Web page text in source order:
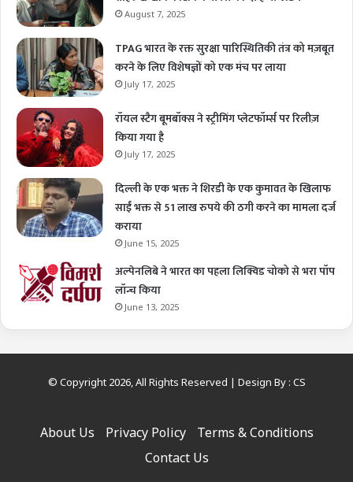
August 7, 2025
TPAG भारत के रक्त सुरक्षा पारिस्थितिकी तंत्र को मज़बूत
करने के लिए विशेषज्ञों को एक मंच पर लाया
July 17, 2025
रॉयल स्टैग बूमबॉक्स ने स्ट्रीमिंग प्लेटफॉर्म्स पर रिलीज़
किया गया है
July 17, 2025
दिल्ली के एक भक्त ने शिरडी के एक कुमावत के खिलाफ
साईं भक्त से 51 लाख रुपये की ठगी करने का मामला दर्ज
कराया
June 15, 2025
अल्पेनलिबे ने भारत का पहला लिक्विड चोको से भरा पॉप
लॉन्च किया
June 13, 2025
© Copyright 2026, All Rights Reserved | Design By : CS
About Us Privacy Policy
Terms & Conditions
Contact Us